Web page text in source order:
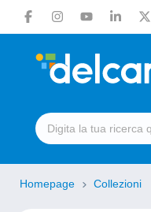
Homepage Collezioni